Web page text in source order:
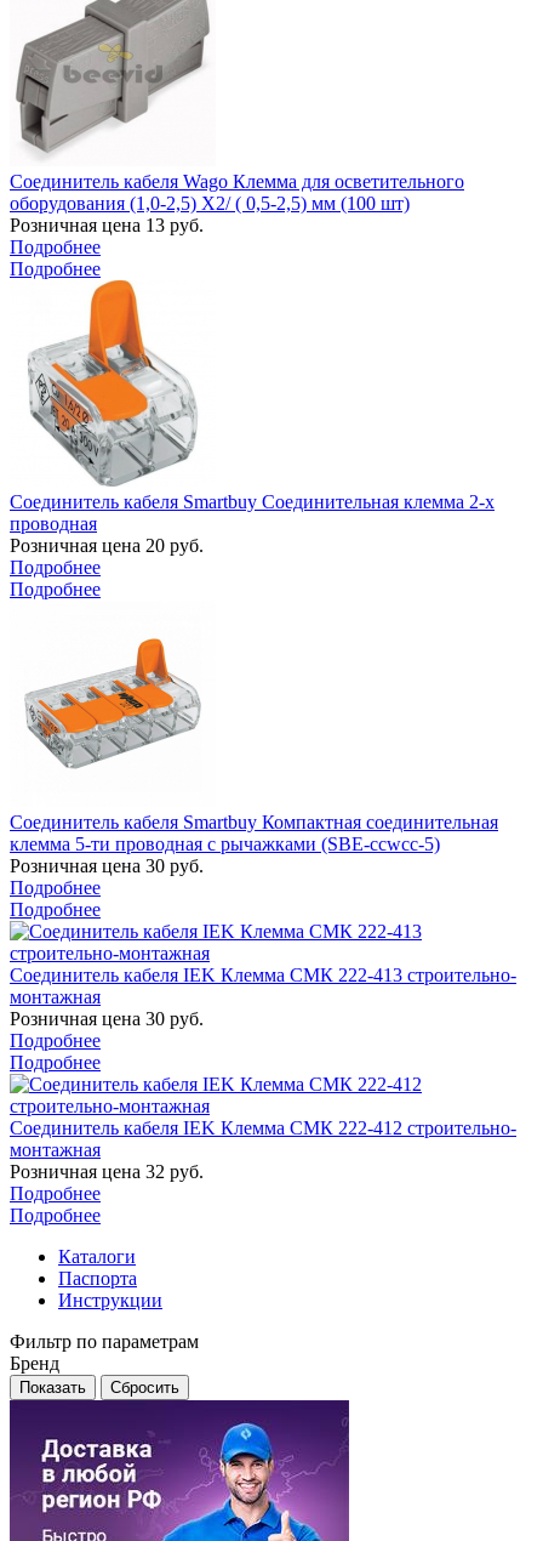
Соединитель кабеля Wago Клемма для осветительного
оборудования (1,0-2,5) X2/ ( 0,5-2,5) мм (100 шт)
Розничная цена 13 руб.
Подробнее
Подробнее
Соединитель кабеля Smartbuy Соединительная клемма 2-х
проводная
Розничная цена 20 руб.
Подробнее
Подробнее
Соединитель кабеля Smartbuy Компактная соединительная
клемма 5-ти проводная с рычажками (SBE-ccwcc-5)
Розничная цена 30 руб.
Подробнее
Подробнее
Соединитель кабеля IEK Клемма СМК 222-413 строительно-
монтажная
Розничная цена 30 руб.
Подробнее
Подробнее
Соединитель кабеля IEK Клемма СМК 222-412 строительно-
монтажная
Розничная цена 32 руб.
Подробнее
Подробнее
Каталоги
Паспорта
Инструкции
Фильтр по параметрам
Бренд
Сбросить